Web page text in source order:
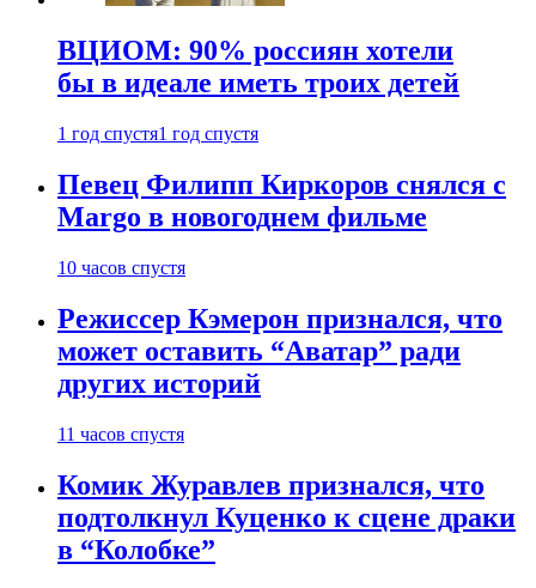
ВЦИОМ: 90% россиян хотели
бы в идеале иметь троих детей
1 год спустя1 год спустя
Певец Филипп Киркоров снялся с
Margo в новогоднем фильме
10 часов спустя
Режиссер Кэмерон признался, что
может оставить “Аватар” ради
других историй
11 часов спустя
Комик Журавлев признался, что
подтолкнул Куценко к сцене драки
в “Колобке”